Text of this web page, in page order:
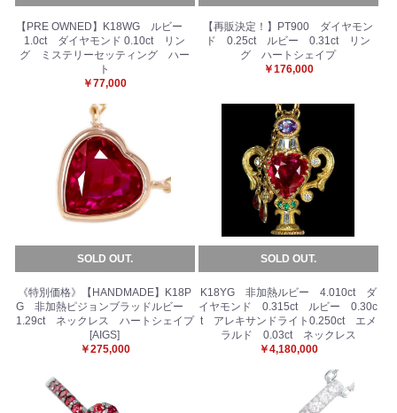
【PRE OWNED】K18WG ルビー
1.0ct ダイヤモンド 0.10ct リン
グ ミステリーセッティング ハー
ト
￥77,000
【再販決定！】PT900 ダイヤモン
ド 0.25ct ルビー 0.31ct リン
グ ハートシェイプ
￥176,000
SOLD OUT.
《特別価格》【HANDMADE】K18P
G 非加熱ピジョンブラッドルビー
1.29ct ネックレス ハートシェイプ
[AIGS]
￥275,000
SOLD OUT.
K18YG 非加熱ルビー 4.010ct ダ
イヤモンド 0.315ct ルビー 0.30c
t アレキサンドライト0.250ct エメ
ラルド 0.03ct ネックレス
￥4,180,000